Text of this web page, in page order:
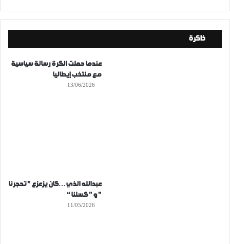
ذاكرة
عندما حملت الكرة رسالة سياسية
مع منتخب إيطاليا
13/06/2026
عبدالله الذي…كان يزعزع ” تحجرنا
” و ” كسلنا “
11/05/2026